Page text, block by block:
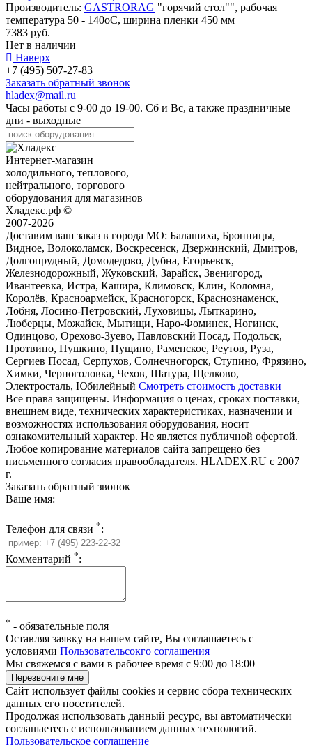
Производитель: GASTRORAG "горячий стол"", рабочая
температура 50 - 140оС, ширина пленки 450 мм
7383 руб.
Нет в наличии
Наверх
+7 (495) 507-27-83
Заказать обратный звонок
hladex@mail.ru
Часы работы с 9-00 до 19-00. Сб и Вс, а также праздничные
дни - выходные
Интернет-магазин
холодильного, теплового,
нейтрального, торгового
оборудования для магазинов
Хладекс.рф ©
2007-2026
Доставим ваш заказ в города МО: Балашиха, Бронницы,
Видное, Волоколамск, Воскресенск, Дзержинский, Дмитров,
Долгопрудный, Домодедово, Дубна, Егорьевск,
Железнодорожный, Жуковский, Зарайск, Звенигород,
Ивантеевка, Истра, Кашира, Климовск, Клин, Коломна,
Королёв, Красноармейск, Красногорск, Краснознаменск,
Лобня, Лосино-Петровский, Луховицы, Лыткарино,
Люберцы, Можайск, Мытищи, Наро-Фоминск, Ногинск,
Одинцово, Орехово-Зуево, Павловский Посад, Подольск,
Протвино, Пушкино, Пущино, Раменское, Реутов, Руза,
Сергиев Посад, Серпухов, Солнечногорск, Ступино, Фрязино,
Химки, Черноголовка, Чехов, Шатура, Щелково,
Электросталь, Юбилейный Смотреть стоимость доставки
Все права защищены. Информация о ценах, сроках поставки,
внешнем виде, технических характеристиках, назначении и
возможностях использования оборудования, носит
ознакомительный характер. Не является публичной офертой.
Любое копирование материалов сайта запрещено без
письменного согласия правообладателя. HLADEX.RU c 2007
г.
Заказать обратный звонок
Ваше имя:
Телефон для связи *:
Комментарий *:
* - обязательные поля
Оставляя заявку на нашем сайте, Вы соглашаетесь с
условиями Пользовательсокго соглашения
Мы свяжемся с вами в рабочее время с 9:00 до 18:00
Сайт использует файлы cookies и сервис сбора технических
данных его посетителей.
Продолжая использовать данный ресурс, вы автоматически
соглашаетесь с использованием данных технологий.
Пользовательское соглашение